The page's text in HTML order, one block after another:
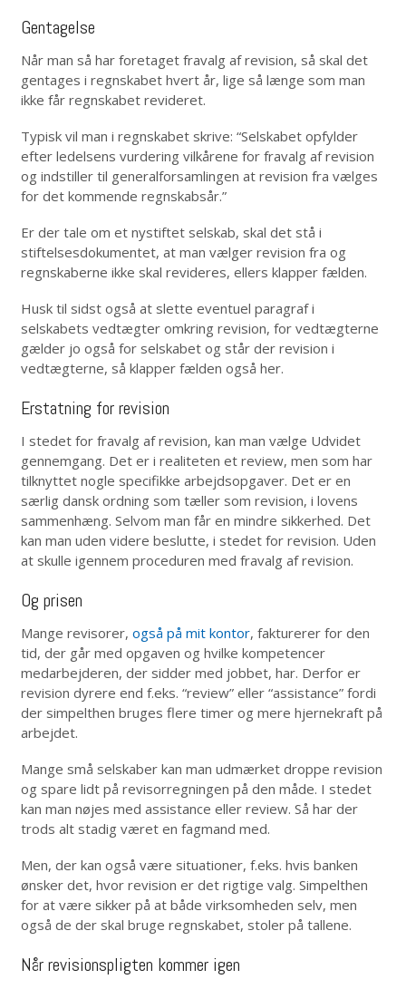
Gentagelse
Når man så har foretaget fravalg af revision, så skal det
gentages i regnskabet hvert år, lige så længe som man
ikke får regnskabet revideret.
Typisk vil man i regnskabet skrive: “Selskabet opfylder
efter ledelsens vurdering vilkårene for fravalg af revision
og indstiller til generalforsamlingen at revision fra vælges
for det kommende regnskabsår.”
Er der tale om et nystiftet selskab, skal det stå i
stiftelsesdokumentet, at man vælger revision fra og
regnskaberne ikke skal revideres, ellers klapper fælden.
Husk til sidst også at slette eventuel paragraf i
selskabets vedtægter omkring revision, for vedtægterne
gælder jo også for selskabet og står der revision i
vedtægterne, så klapper fælden også her.
Erstatning for revision
I stedet for fravalg af revision, kan man vælge Udvidet
gennemgang. Det er i realiteten et review, men som har
tilknyttet nogle specifikke arbejdsopgaver. Det er en
særlig dansk ordning som tæller som revision, i lovens
sammenhæng. Selvom man får en mindre sikkerhed. Det
kan man uden videre beslutte, i stedet for revision. Uden
at skulle igennem proceduren med fravalg af revision.
Og prisen
Mange revisorer, også på mit kontor, fakturerer for den
tid, der går med opgaven og hvilke kompetencer
medarbejderen, der sidder med jobbet, har. Derfor er
revision dyrere end f.eks. “review” eller “assistance” fordi
der simpelthen bruges flere timer og mere hjernekraft på
arbejdet.
Mange små selskaber kan man udmærket droppe revision
og spare lidt på revisorregningen på den måde. I stedet
kan man nøjes med assistance eller review. Så har der
trods alt stadig været en fagmand med.
Men, der kan også være situationer, f.eks. hvis banken
ønsker det, hvor revision er det rigtige valg. Simpelthen
for at være sikker på at både virksomheden selv, men
også de der skal bruge regnskabet, stoler på tallene.
Når revisionspligten kommer igen